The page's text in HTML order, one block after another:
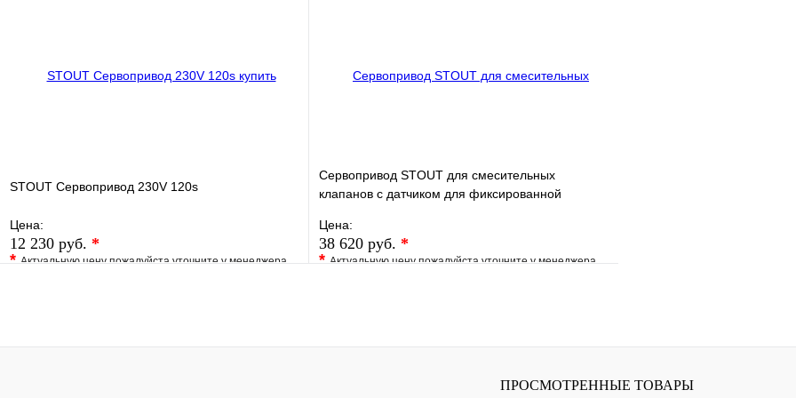
STOUT Сервопривод 230V 120s
Цена:
12 230 руб. *
*Актуальную цену пожалуйста уточните у менеджера
Сервопривод STOUT для смесительных
клапанов с датчиком для фиксированной
Цена:
38 620 руб. *
*Актуальную цену пожалуйста уточните у менеджера
ПРОСМОТРЕННЫЕ ТОВАРЫ